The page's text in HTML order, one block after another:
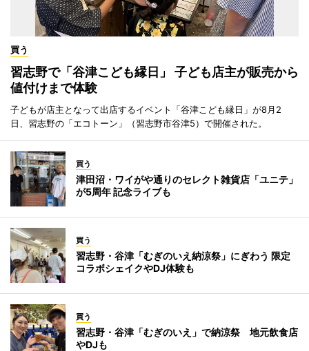
買う
習志野で「谷津こども縁日」 子ども店主が販売から
値付けまで体験
子どもが店主となって出店するイベント「谷津こども縁日」が8月2
日、習志野の「エコトーン」（習志野市谷津5）で開催された。
買う
津田沼・ワイがや通りのセレクト雑貨店「ユニテ」
が5周年 記念ライブも
買う
習志野・谷津「むぎのいえ納涼祭」にぎわう 限定
コラボシェイクやDJ体験も
買う
習志野・谷津「むぎのいえ」で納涼祭 地元飲食店
やDJも